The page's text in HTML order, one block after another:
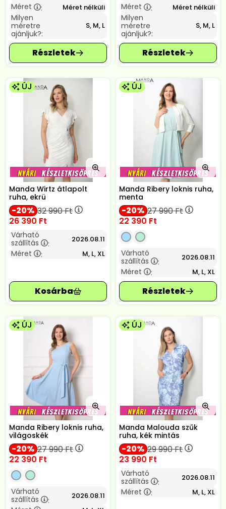
Méret
: Méret nélküli
Milyen
méretre
ajánljuk?:
S, M, L
Méret
: Méret nélküli
Milyen
méretre
ajánljuk?:
S, M, L
ÚJ
Manda Wirtz átlapolt
ruha, ekrü
20 32 990Ft
26 390 Ft
Várható
szállítás
: 2026.08.11
Méret : M, L, XL
ÚJ
Manda Ribery loknis ruha,
menta
20 27 990Ft
22 390 Ft
Várható
szállítás
: 2026.08.11
Méret : M, L, XL
ÚJ
Manda Ribery loknis ruha,
világoskék
20 27 990Ft
22 390 Ft
Várható
szállítás
: 2026.08.11
ÚJ
Manda Malouda szűk
ruha, kék mintás
20 29 990Ft
23 990 Ft
Várható
szállítás
: 2026.08.11
Méret : M, L, XL